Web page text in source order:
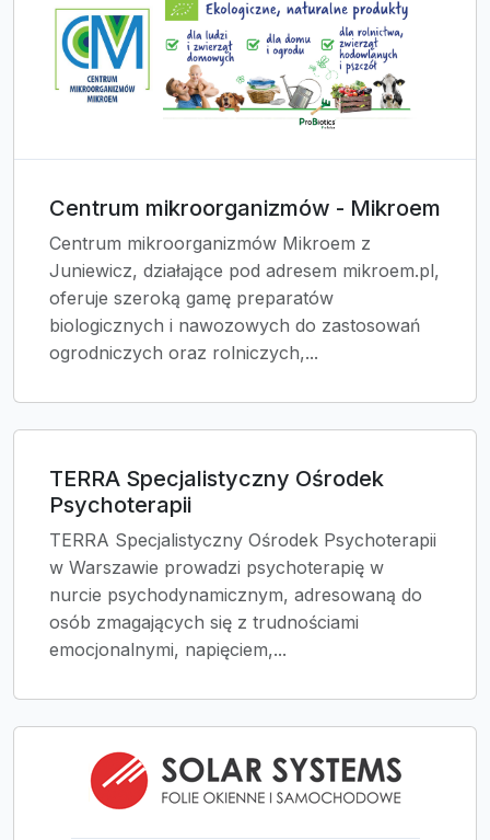
Centrum mikroorganizmów - Mikroem
Centrum mikroorganizmów Mikroem z
Juniewicz, działające pod adresem mikroem.pl,
oferuje szeroką gamę preparatów
biologicznych i nawozowych do zastosowań
ogrodniczych oraz rolniczych,...
TERRA Specjalistyczny Ośrodek
Psychoterapii
TERRA Specjalistyczny Ośrodek Psychoterapii
w Warszawie prowadzi psychoterapię w
nurcie psychodynamicznym, adresowaną do
osób zmagających się z trudnościami
emocjonalnymi, napięciem,...